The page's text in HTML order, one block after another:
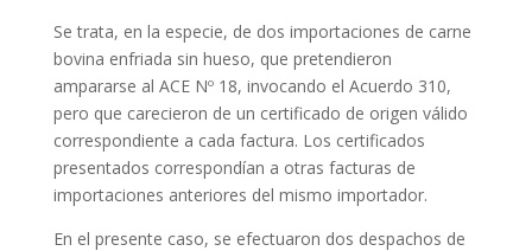
Se trata, en la especie, de dos importaciones de carne
bovina enfriada sin hueso, que pretendieron
ampararse al ACE Nº 18, invocando el Acuerdo 310,
pero que carecieron de un certificado de origen válido
correspondiente a cada factura. Los certificados
presentados correspondían a otras facturas de
importaciones anteriores del mismo importador.
En el presente caso, se efectuaron dos despachos de